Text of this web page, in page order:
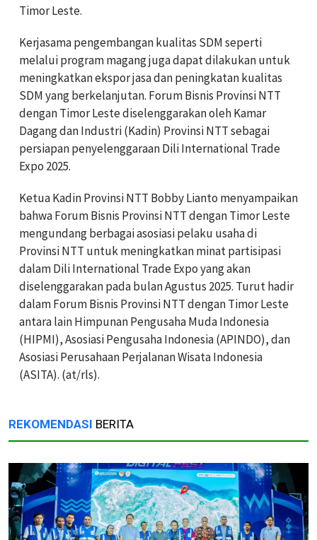
Timor Leste.
Kerjasama pengembangan kualitas SDM seperti
melalui program magang juga dapat dilakukan untuk
meningkatkan ekspor jasa dan peningkatan kualitas
SDM yang berkelanjutan. Forum Bisnis Provinsi NTT
dengan Timor Leste diselenggarakan oleh Kamar
Dagang dan Industri (Kadin) Provinsi NTT sebagai
persiapan penyelenggaraan Dili International Trade
Expo 2025.
Ketua Kadin Provinsi NTT Bobby Lianto menyampaikan
bahwa Forum Bisnis Provinsi NTT dengan Timor Leste
mengundang berbagai asosiasi pelaku usaha di
Provinsi NTT untuk meningkatkan minat partisipasi
dalam Dili International Trade Expo yang akan
diselenggarakan pada bulan Agustus 2025. Turut hadir
dalam Forum Bisnis Provinsi NTT dengan Timor Leste
antara lain Himpunan Pengusaha Muda Indonesia
(HIPMI), Asosiasi Pengusaha Indonesia (APINDO), dan
Asosiasi Perusahaan Perjalanan Wisata Indonesia
(ASITA). (at/rls).
REKOMENDASI BERITA